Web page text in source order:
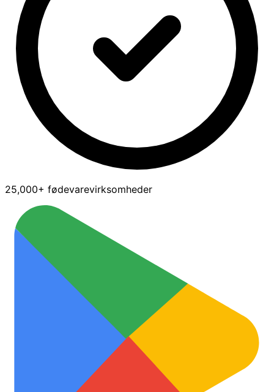
25,000+ fødevarevirksomheder